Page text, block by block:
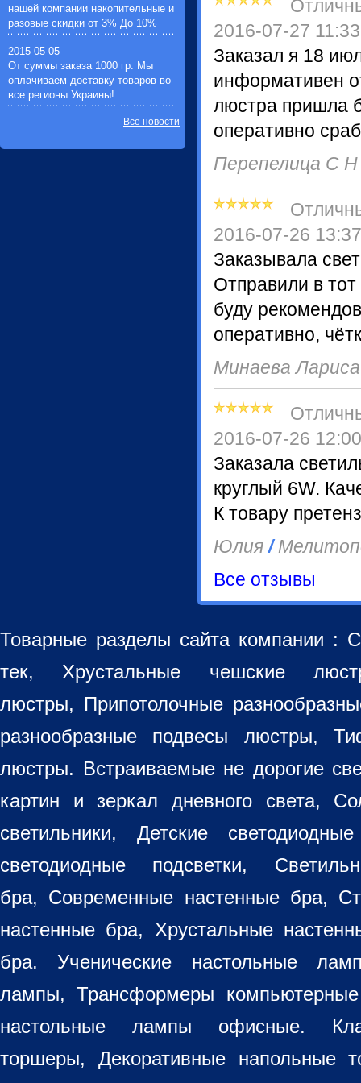
2016-07-27 11:33
Заказал я 18
информативен
люстра пришла
оперативно
Перепелица С
2016-07-26 13:37
Заказывала
Отправили в
буду
оперативно,
Минаева
2016-07-26 12:00
Заказала
круглый 6W.
К товару
Юлия/
Все отзывы
нашей компании накопительные и
разовые скидки от 3% До 10%
2015-05-05
От суммы заказа 1000 гр. Мы
оплачиваем доставку товаров во
все регионы Украины!
Все новости
Товарные разделы сайта компании :
тек, Хрустальные чешские
люстры, Припотолочные
разнообразные подвесы люстры,
люстры. Встраиваемые не дорогие
картин и зеркал дневного света,
светильники, Детские
светодиодные подсветки,
бра, Современные настенные бра,
настенные бра, Хрустальные
бра. Ученические настольные
лампы, Трансформеры
настольные лампы офисные.
торшеры, Декоративные напольные